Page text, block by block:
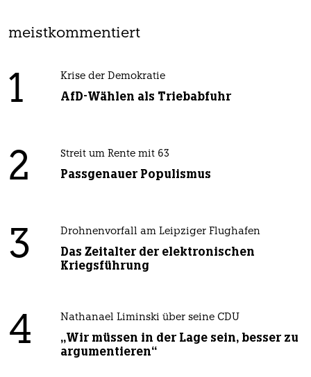
meistkommentiert
1 Krise der Demokratie
AfD-Wählen als Triebabfuhr
2 Streit um Rente mit 63
Passgenauer Populismus
3 Drohnenvorfall am Leipziger Flughafen
Das Zeitalter der elektronischen
Kriegsführung
4 Nathanael Liminski über seine CDU
„Wir müssen in der Lage sein, besser zu
argumentieren“